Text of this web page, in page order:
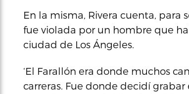
En la misma, Rivera cuenta, para
fue violada por un hombre que
ciudad de Los Ángeles.
‘El Farallón era donde muchos
carreras. Fue donde decidí